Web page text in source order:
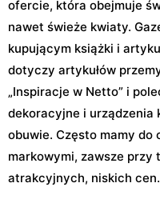
ofercie, która obejmuje
nawet świeże kwiaty.
kupującym książki i
dotyczy artykułów
„Inspiracje w Netto” i
dekoracyjne i urządzenia
obuwie. Często mamy do
markowymi, zawsze przy
atrakcyjnych, niskich cen.